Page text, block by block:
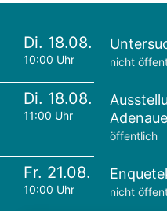
Di. 18.08.
10:00 Uhr nicht
Di. 18.08.
11:00 Uhr
öffentlich
Fr. 21.08.
10:00 Uhr nicht